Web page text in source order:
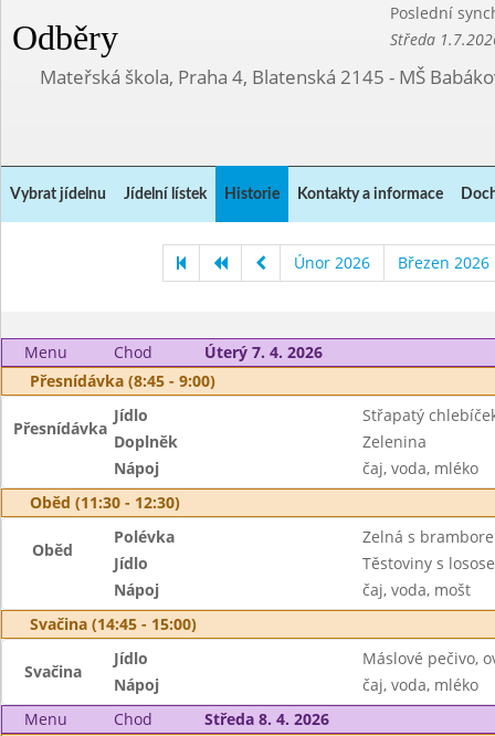
Odběry
Poslední
Středa
Mateřská škola, Praha 4, Blatenská 2145 - MŠ
Vybrat jídelnu Jídelní lístek Historie Kontakty a informace
Únor 2026 Březen 2026
Menu Chod
Úterý 7. 4. 2026
Přesnídávka (8:45 - 9:00)
Přesnídávka
Jídlo
Střapatý
Doplněk
Zelenina
Nápoj
čaj, voda, mléko
Oběd (11:30 - 12:30)
Oběd
Polévka
Zelná s
Jídlo
Těstoviny s
Nápoj
čaj, voda, mošt
Svačina (14:45 - 15:00)
Svačina
Jídlo
Máslové pečivo,
Nápoj
čaj, voda, mléko
Menu
Chod
Středa 8. 4. 2026